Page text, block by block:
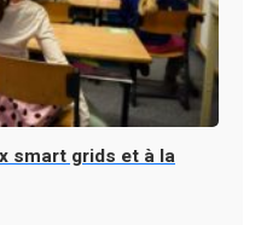
smart grids et à la